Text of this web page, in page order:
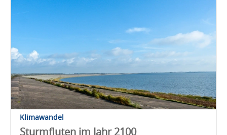
Klimawandel
Sturmfluten im Jahr 2100